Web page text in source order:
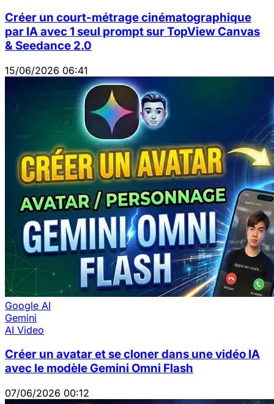
Créer un court-métrage cinématographique
par IA avec 1 seul prompt sur TopView Canvas
& Seedance 2.0
15/06/2026 06:41
Google AI
Gemini
AI Video
Créer un avatar et se cloner dans une vidéo IA
avec le modèle Gemini Omni Flash
07/06/2026 00:12